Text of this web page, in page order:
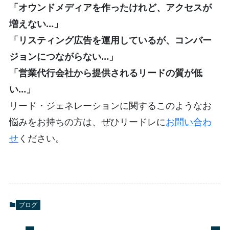
「オウンドメディアを作ったけれど、アクセスが
増えない…」
「リスティング広告を運用しているが、コンバー
ジョンにつながらない…」
「営業代行会社から提供されるリードの質が低
い…」
リード・ジェネレーションに関するこのようなお
悩みをお持ちの方は、ぜひリードレにお問い合わ
せください。
ブログ